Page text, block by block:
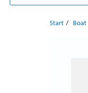
Start Boat